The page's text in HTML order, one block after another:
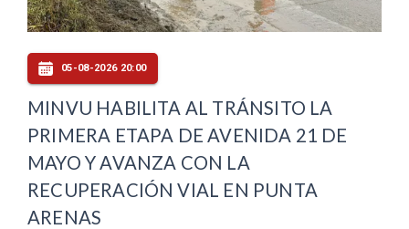
05-08-2026 20:00
MINVU HABILITA AL TRÁNSITO LA
PRIMERA ETAPA DE AVENIDA 21 DE
MAYO Y AVANZA CON LA
RECUPERACIÓN VIAL EN PUNTA
ARENAS